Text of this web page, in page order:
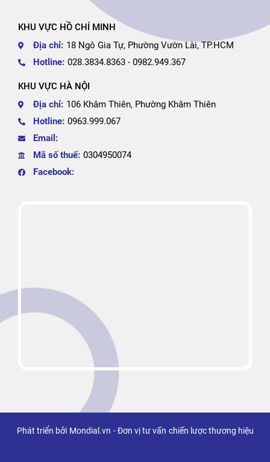
KHU VỰC HỒ CHÍ MINH
Địa chỉ: 18 Ngô Gia Tự, Phường Vườn Lài, TP.HCM
Hotline: 028.3834.8363 - 0982.949.367
KHU VỰC HÀ NỘI
Địa chỉ: 106 Khâm Thiên, Phường Khâm Thiên
Hotline: 0963.999.067
Email:
Mã số thuế: 0304950074
Facebook:
Phát triển bởi Mondial.vn - Đơn vị tư vấn chiến lược thương hiệu